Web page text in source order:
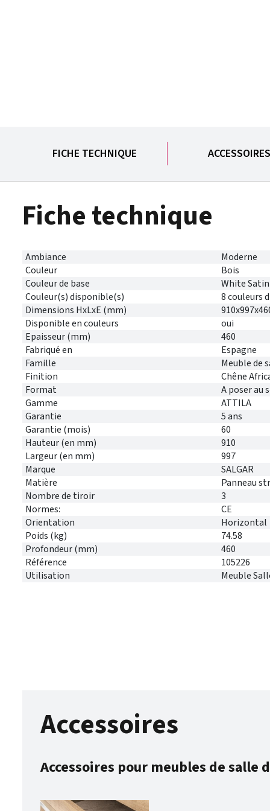
FICHE TECHNIQUE ACCESSOIRES
Fiche technique
Ambiance
Moderne
Couleur
Bois
Couleur de base
White Satin
Couleur(s) disponible(s)
8 couleurs
Dimensions HxLxE (mm)
Disponible en couleurs
oui
Epaisseur (mm)
460
Fabriqué en
Espagne
Famille
Meuble de
Finition
Chêne
Format
A poser au
Gamme
ATTILA
Garantie
5 ans
Garantie (mois)
60
Hauteur (en mm)
910
Largeur (en mm)
997
Marque
SALGAR
Matière
Panneau
Nombre de tiroir
3
Normes:
CE
Orientation
Horizontal
Poids (kg)
74.58
Profondeur (mm)
460
Référence
105226
Utilisation
Meuble
Accessoires
Accessoires pour meubles de salle